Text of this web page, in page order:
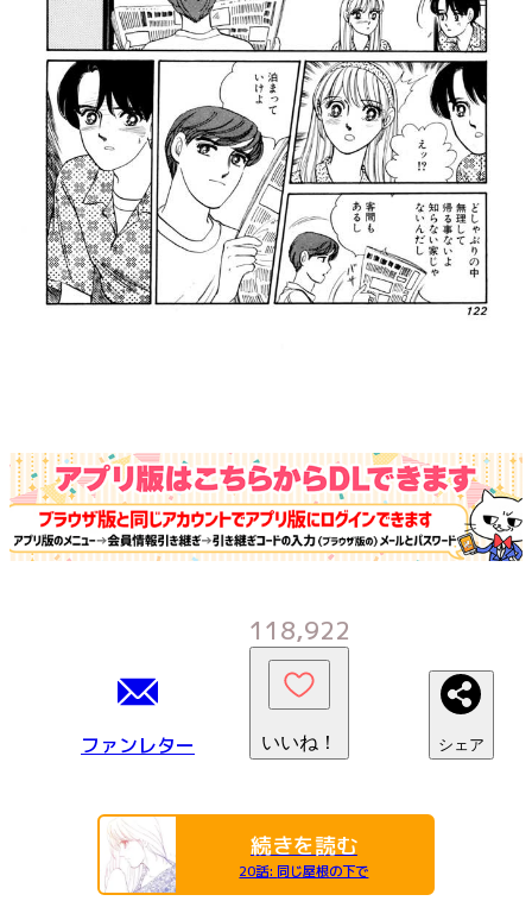
ファンレター
118,922
いいね！ シェア
続きを読む
20話: 同じ屋根の下で